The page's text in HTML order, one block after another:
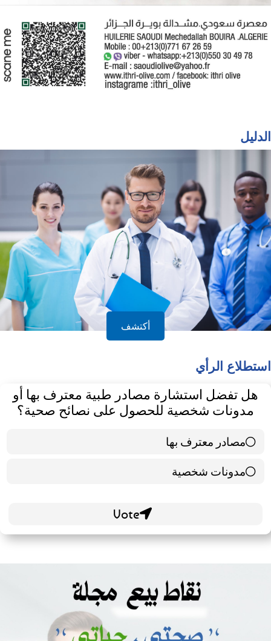
الدليل
أكتشف
استطلاع الرأي
هل تفضل استشارة مصادر طبية معترف بها أو
مدونات شخصية للحصول على نصائح صحية؟
مصادر معترف بها
39 ( 65 % )
مدونات شخصية
21 ( 35 % )